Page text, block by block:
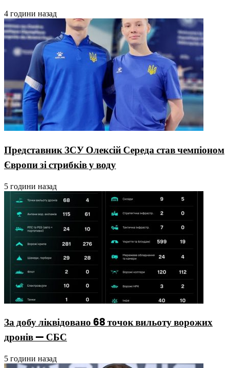
4 години назад
Представник ЗСУ Олексій Середа став чемпіоном
Європи зі стрибків у воду
5 години назад
За добу ліквідовано 68 точок вильоту ворожих
дронів — СБС
5 години назад